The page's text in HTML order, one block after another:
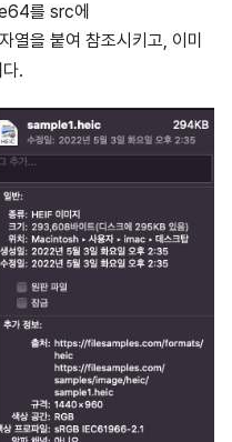
를 src에
열을 붙여 참조시키고, 이미
.